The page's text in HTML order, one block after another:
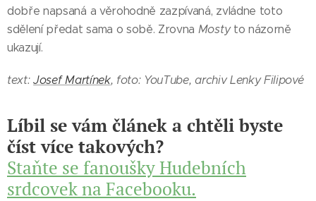
dobře napsaná a věrohodně zazpívaná, zvládne toto
sdělení předat sama o sobě. Zrovna Mostyto názorně
ukazují.
text:Josef Martínek, foto: YouTube, archiv Lenky Filipové
Líbil se vám článek a chtěli byste
číst více takových?
Staňte se fanoušky Hudebních
srdcovek na Facebooku.